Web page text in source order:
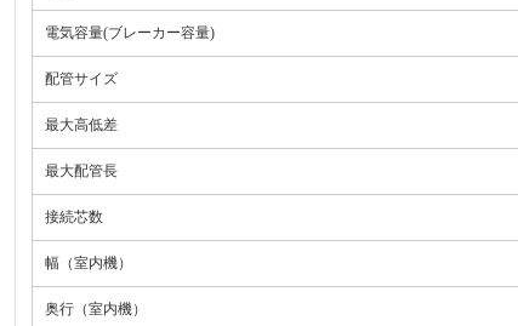
電気容量(ブレーカー容量)
配管サイズ
最大高低差
最大配管長
接続芯数
幅（室内機）
奥行（室内機）